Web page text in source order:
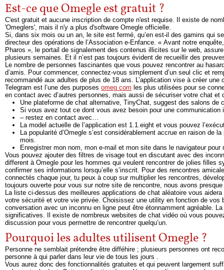
Est-ce que Omegle est gratuit ?
C'est gratuit et aucune inscription de compte n'est requise. Il existe de
'Omeglers', mais il n'y a plus d'software Omegle officielle.
Si, dans six mois ou un an, le site est fermé, qu’en est-il des gamins qui
directeur des opérations de l’Association e-Enfance. « Avant notre
Pharos », le portail de signalement des contenus illicites sur le web,
plusieurs semaines. Et il n’est pas toujours évident de recueillir des
Le nombre de personnes fascinantes que vous pouvez rencontrer au
d’amis. Pour commencer, connectez-vous simplement d’un seul clic et
recommandé aux adultes de plus de 18 ans. L’application vise à créer
Telegram est l’une des purposes omeg com les plus utilisées pour se
en contact avec d’autres personnes, mais aussi de sécuriser votre chat et
Une plateforme de chat alternative, TinyChat, suggest des salons de
Si vous avez tout ce dont vous avez besoin pour une
– restez en contact avec…
La model actuelle de l’application est 1.1.eight et vous pouvez
La popularité d’Omegle s’est considérablement accrue en raison de
mois.
Enregistrer mon nom, mon e-mail et mon site dans le navigateur pour
Vous pouvez ajouter des filtres de visage tout en discutant avec des
different à Omegle pour les hommes qui veulent rencontrer de jolies
confirmer ses informations lorsqu’elle s’inscrit. Pour des rencontres
connectés chaque jour, tu peux à coup sur multiplier les rencontres,
toujours ouverte pour vous sur notre site de rencontre, nous avons
La liste ci-dessus des meilleures applications de chat aléatoire vous
votre sécurité et votre vie privée. Choisissez une utility en fonction de
conversation avec un inconnu en ligne peut être étonnamment agréable.
significatives. Il existe de nombreux websites de chat vidéo où vous
discussion pour vous permettre de rencontrer quelqu’un.
Pourquoi les adultes utilisent Omegle ?
Personne ne semblait prétendre être difféhire ; plusieurs personnes ont
personne à qui parler dans leur vie de tous les jours .
Vous aurez donc des fonctionnalités gratuites et qui peuvent largement